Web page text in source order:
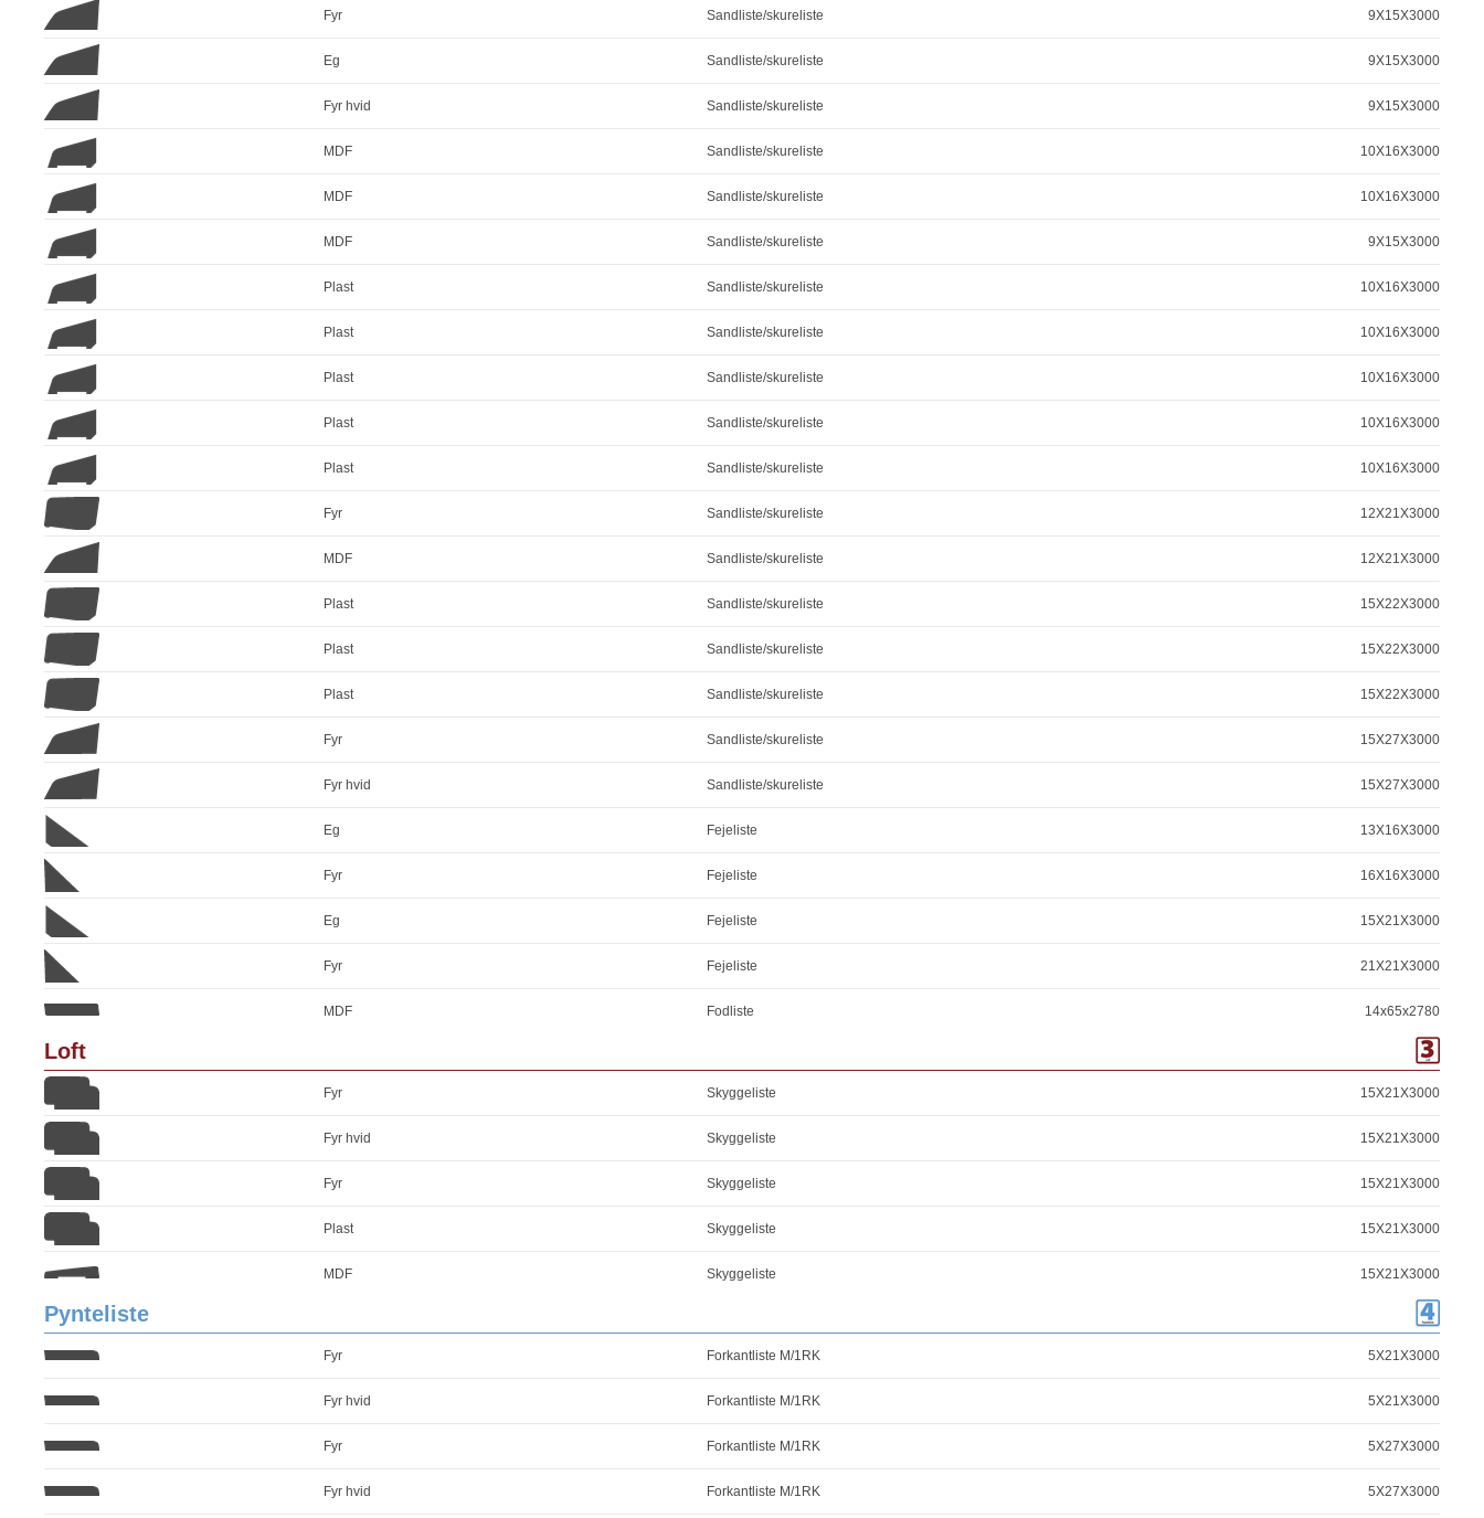
Fyr Sandliste/skureliste 9X15X3000
Eg Sandliste/skureliste 9X15X3000
Fyr hvid Sandliste/skureliste 9X15X3000
MDF Sandliste/skureliste 10X16X3000
MDF Sandliste/skureliste 10X16X3000
MDF Sandliste/skureliste 9X15X3000
Plast Sandliste/skureliste 10X16X3000
Plast Sandliste/skureliste 10X16X3000
Plast Sandliste/skureliste 10X16X3000
Plast Sandliste/skureliste 10X16X3000
Plast Sandliste/skureliste 10X16X3000
Fyr Sandliste/skureliste 12X21X3000
MDF Sandliste/skureliste 12X21X3000
Plast Sandliste/skureliste 15X22X3000
Plast Sandliste/skureliste 15X22X3000
Plast Sandliste/skureliste 15X22X3000
Fyr Sandliste/skureliste 15X27X3000
Fyr hvid Sandliste/skureliste 15X27X3000
Eg Fejeliste 13X16X3000
Fyr Fejeliste 16X16X3000
Eg Fejeliste 15X21X3000
Fyr Fejeliste 21X21X3000
MDF Fodliste 14x65x2780
Loft
Fyr Skyggeliste 15X21X3000
Fyr hvid Skyggeliste 15X21X3000
Fyr Skyggeliste 15X21X3000
Plast Skyggeliste 15X21X3000
MDF Skyggeliste 15X21X3000
Pynteliste
Fyr Forkantliste M/1RK 5X21X3000
Fyr hvid Forkantliste M/1RK 5X21X3000
Fyr Forkantliste M/1RK 5X27X3000
Fyr hvid Forkantliste M/1RK 5X27X3000